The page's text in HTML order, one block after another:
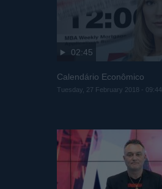
02:45
Calendário Econômico
Tuesday, 27 February 2018 - 09:44